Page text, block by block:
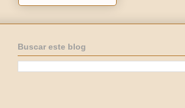
Buscar este blog